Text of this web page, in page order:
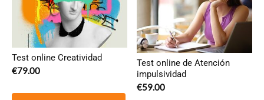
Test online Creatividad
€79.00
Test online de Atención
impulsividad
€59.00